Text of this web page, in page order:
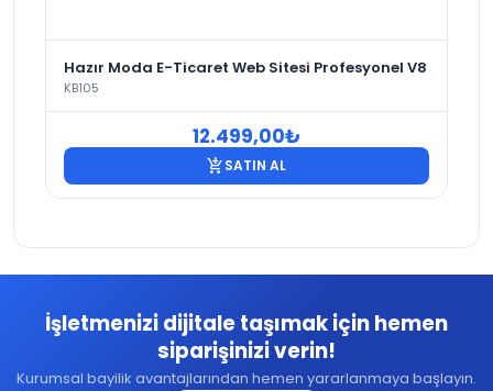
Hazır Moda E-Ticaret Web Sitesi Profesyonel V8
KB105
12.499,00₺
add_shopping_cartSATIN AL
İşletmenizi dijitale taşımak için hemen
siparişinizi verin!
Kurumsal bayilik avantajlarından hemen yararlanmaya başlayın.